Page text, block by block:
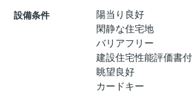
設備条件
陽当り良好
閑静な住宅地
バリアフリー
建設住宅性能評価書付
眺望良好
カードキー